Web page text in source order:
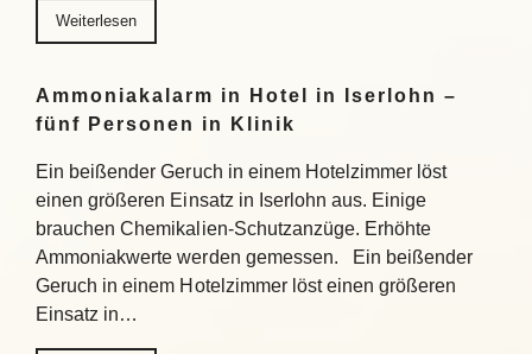
Weiterlesen
Ammoniakalarm in Hotel in Iserlohn –
fünf Personen in Klinik
Ein beißender Geruch in einem Hotelzimmer löst
einen größeren Einsatz in Iserlohn aus. Einige
brauchen Chemikalien-Schutzanzüge. Erhöhte
Ammoniakwerte werden gemessen. Ein beißender
Geruch in einem Hotelzimmer löst einen größeren
Einsatz in…